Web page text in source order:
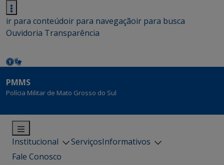
ir para conteúdoir para navegaçãoir para busca
Ouvidoria Transparência
PMMS
Polícia Militar de Mato Grosso do Sul
Institucional ServiçosInformativos
Fale Conosco